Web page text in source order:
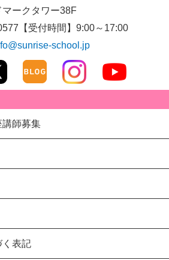
マークタワー38F
【受付時間】9:00～17:00
school.jp
師募集
表記